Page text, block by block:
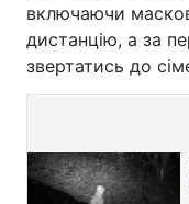
включаючи
дистанцію, а за
звертатись до